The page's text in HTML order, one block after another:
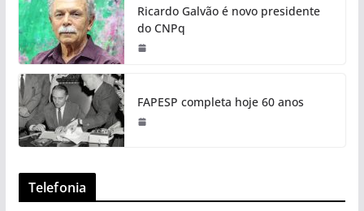
Ricardo Galvão é novo presidente
do CNPq
FAPESP completa hoje 60 anos
Telefonia